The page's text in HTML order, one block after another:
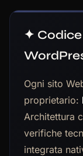
✦ Codice
Ogni sito
proprietario:
Architettura
verifiche
integrata